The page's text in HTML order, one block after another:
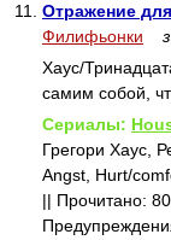
11. Отражение
Филифьонки
Хаус/
самим собой,
Сериалы:
Грегори Хаус,
Angst, Hurt/
|| Прочитано: